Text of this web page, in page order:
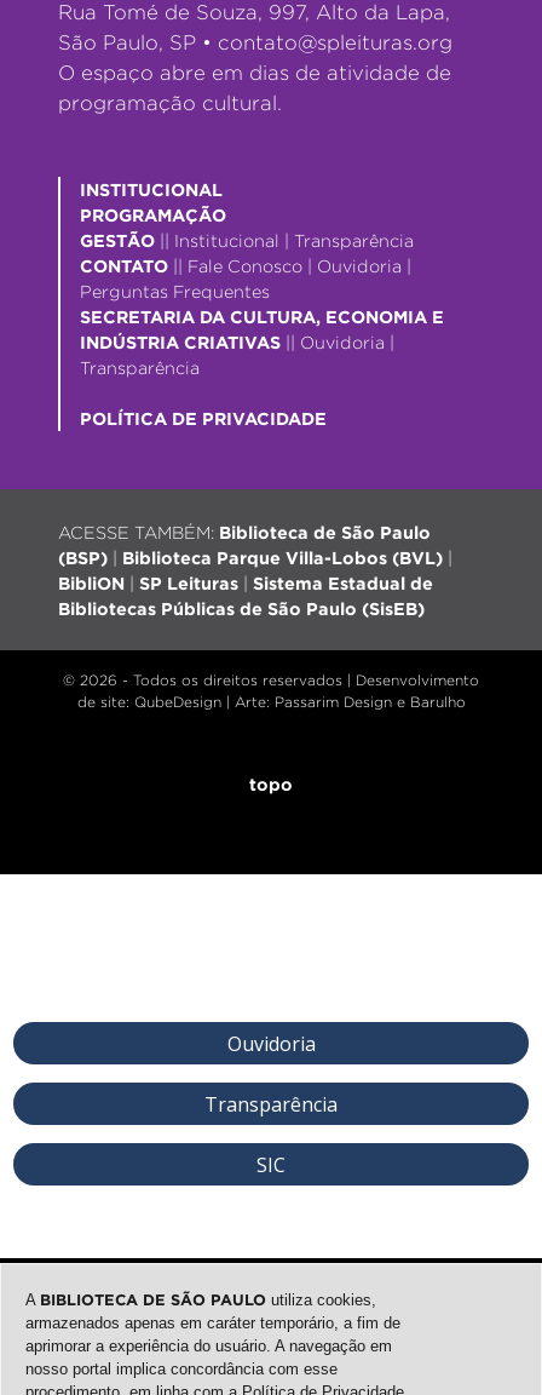
Rua Tomé de Souza, 997, Alto da Lapa,
São Paulo, SP • contato@spleituras.org
O espaço abre em dias de atividade de
programação cultural.
INSTITUCIONAL
PROGRAMAÇÃO
GESTÃO
Institucional
Transparência
CONTATO
Fale Conosco Ouvidoria
Perguntas Frequentes
SECRETARIA DA CULTURA, ECONOMIA E
INDÚSTRIA CRIATIVAS
Ouvidoria
Transparência
POLÍTICA DE PRIVACIDADE
ACESSE TAMBÉM: Biblioteca de São Paulo
(BSP)
Biblioteca Parque Villa-Lobos (BVL)
BibliON
SP Leituras
Sistema Estadual de
Bibliotecas Públicas de São Paulo (SisEB)
© 2026 - Todos os direitos reservados | Desenvolvimento
de site: QubeDesign | Arte: Passarim Design e Barulho
topo
Ouvidoria
Transparência
SIC
A BIBLIOTECA DE SÃO PAULO utiliza cookies,
armazenados apenas em caráter temporário, a fim de
aprimorar a experiência do usuário. A navegação em
nosso portal implica concordância com esse